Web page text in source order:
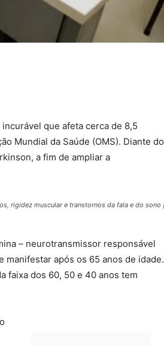
que afeta cerca de 8,5
Mundial da Saúde (OMS). Diante do
a fim de ampliar a
rigidez muscular e transtornos da fala e do sono
– neurotransmissor responsável
após os 65 anos de idade.
faixa dos 60, 50 e 40 anos tem